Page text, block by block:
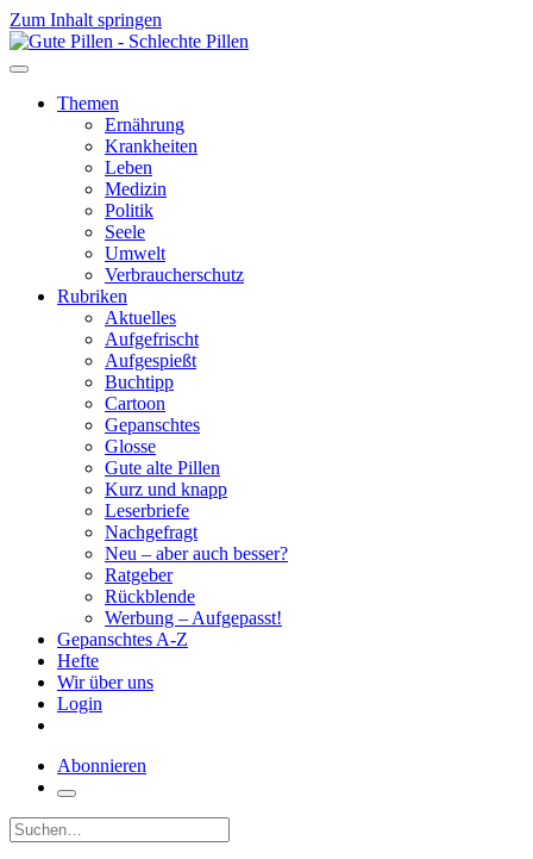
Zum Inhalt springen
Themen
Ernährung
Krankheiten
Leben
Medizin
Politik
Seele
Umwelt
Verbraucherschutz
Rubriken
Aktuelles
Aufgefrischt
Aufgespießt
Buchtipp
Cartoon
Gepanschtes
Glosse
Gute alte Pillen
Kurz und knapp
Leserbriefe
Nachgefragt
Neu – aber auch besser?
Ratgeber
Rückblende
Werbung – Aufgepasst!
Gepanschtes A-Z
Hefte
Wir über uns
Login
Abonnieren
Suche: